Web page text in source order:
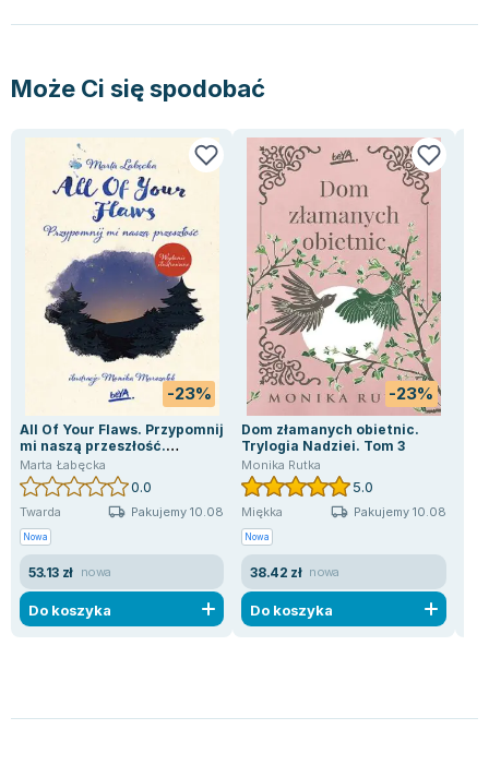
Jacek Walkiewicz
Może Ci się spodobać
-23%
All Of Your Flaws. Przypomnij
mi naszą przeszłość.
Wydanie ilustrowane
Marta Łabęcka
0.0
Twarda Pakujemy 10.08
Nowa
53.13 zł nowa
Do koszyka
-23%
Dom złamanych obietnic.
Trylogia Nadziei. Tom 3
Monika Rutka
5.0
Miękka Pakujemy 10.08
Nowa
38.42 zł nowa
Do koszyka